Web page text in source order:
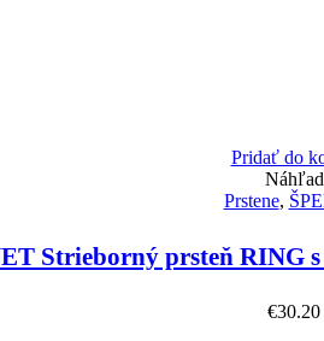
Pridať do
Náhľad
Prstene,
Strieborný prsteň RING
€30.20